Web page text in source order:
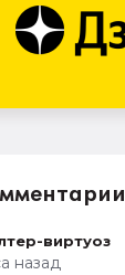
виртуоз
назад